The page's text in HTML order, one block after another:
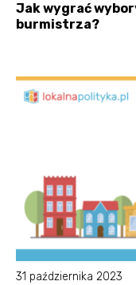
Jak wygrać
burmistrza?
31 października 2023